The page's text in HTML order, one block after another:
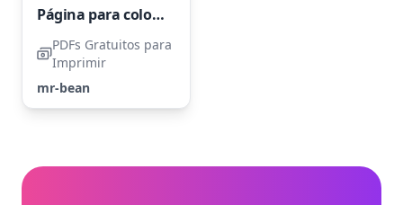
Página para colorir do Mr. Bean para imprimir
PDFs Gratuitos para
Imprimir
mr-bean